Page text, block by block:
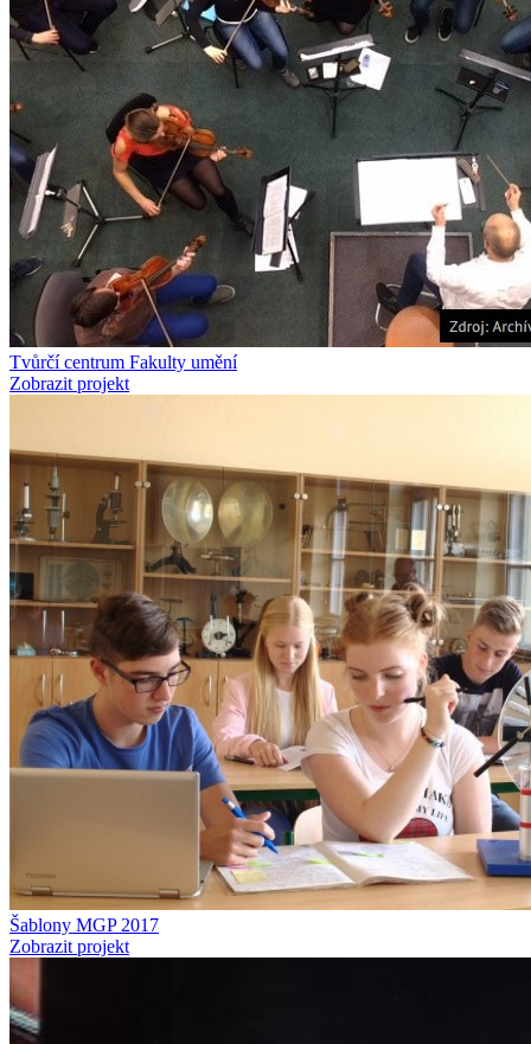
Tvůrčí centrum Fakulty umění
Zobrazit projekt
Šablony MGP 2017
Zobrazit projekt